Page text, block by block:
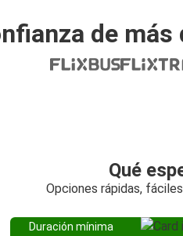
de
Qué
Opciones rápidas,
Duración mínima